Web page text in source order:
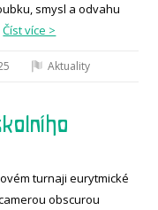
smysl a odvahu
Číst více >
Aktuality
turnaji eurytmické
obscurou